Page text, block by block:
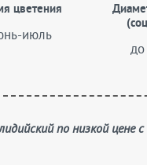
цветения
июль
лидийский по низкой